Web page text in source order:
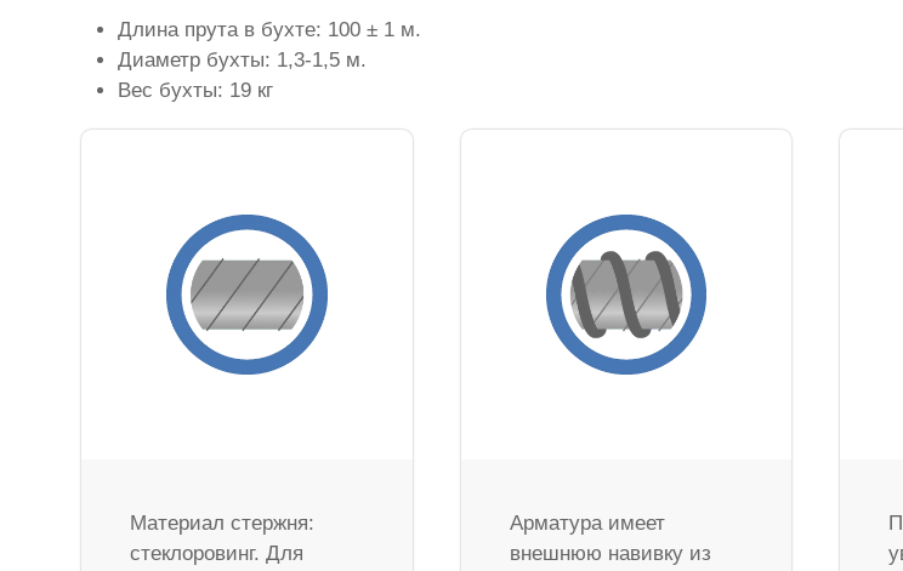
Длина прута в бухте: 100 ± 1 м.
Диаметр бухты: 1,3-1,5 м.
Вес бухты: 19 кг
Материал стержня:
стеклоровинг. Для
Арматура имеет
внешнюю навивку из